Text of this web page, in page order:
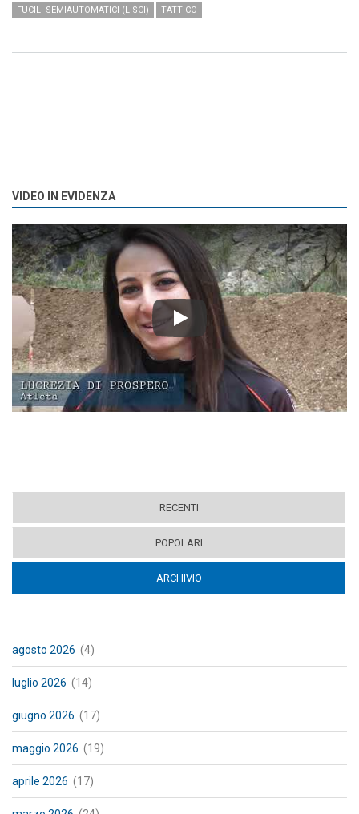
FUCILI SEMIAUTOMATICI (LISCI)
TATTICO
VIDEO IN EVIDENZA
Play
RECENTI
POPOLARI
ARCHIVIO
agosto 2026 (4)
luglio 2026 (14)
giugno 2026 (17)
maggio 2026 (19)
aprile 2026 (17)